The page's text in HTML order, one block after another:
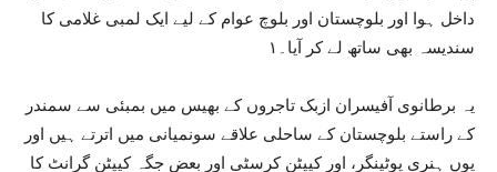
داخل ہوا اور بلوچستان اور بلوچ عوام کے لیے ایک لمبی غلامی کا
سندیسہ بھی ساتھ لے کر آیا۔۱
یہ برطانوی آفیسران ازبک تاجروں کے بھیس میں بمبئی سے سمندر
کے راستے بلوچستان کے ساحلی علاقے سونمیانی میں اترتے ہیں اور
یوں ہنری پوٹینگر، اور کیپٹن کرسٹی اور بعض جگہ کیپٹن گرانٹ کا